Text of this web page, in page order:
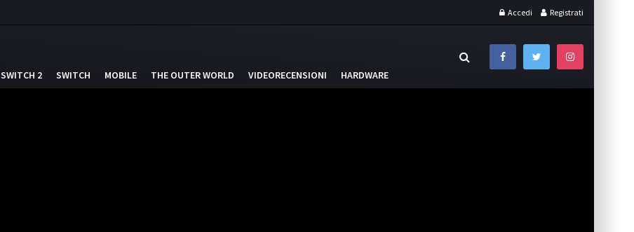
Accedi Registrati
SWITCH 2 SWITCH MOBILE THE OUTER WORLD VIDEORECENSIONI HARDWARE